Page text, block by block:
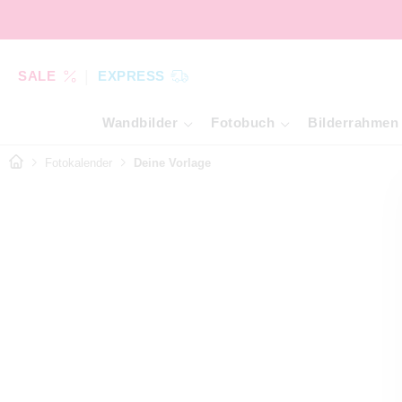
SALE EXPRESS
Wandbilder Fotobuch Bilderrahmen
Fotokalender Deine Vorlage